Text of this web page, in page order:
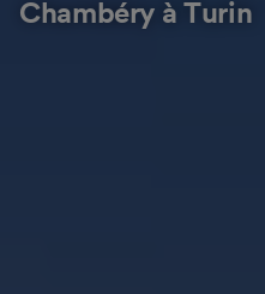
Chambéry à Turin